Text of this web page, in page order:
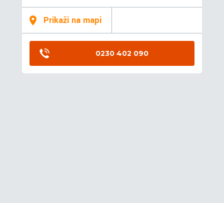
Prikaži na mapi
0230 402 090